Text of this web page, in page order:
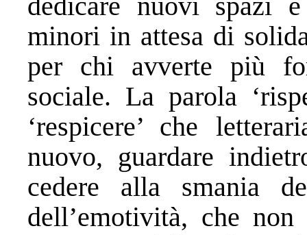
minori in attesa di
per chi avverte più
sociale. La parola
‘respicere’ che
nuovo, guardare
cedere alla smania
dell’emotività, che